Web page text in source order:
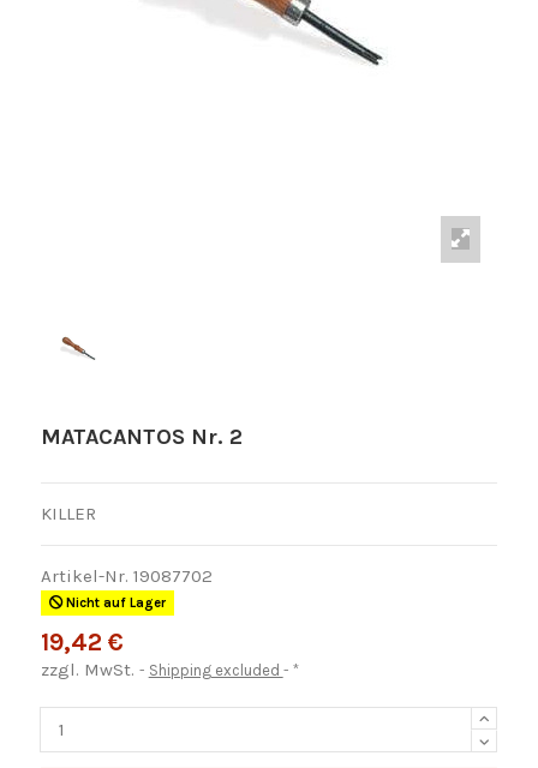
MATACANTOS Nr. 2
KILLER
Artikel-Nr. 19087702
Nicht auf Lager
19,42 €
zzgl. MwSt. Shipping excluded *